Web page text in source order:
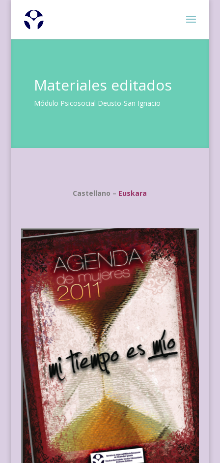
Materiales editados
Módulo Psicosocial Deusto-San Ignacio
Castellano – Euskara